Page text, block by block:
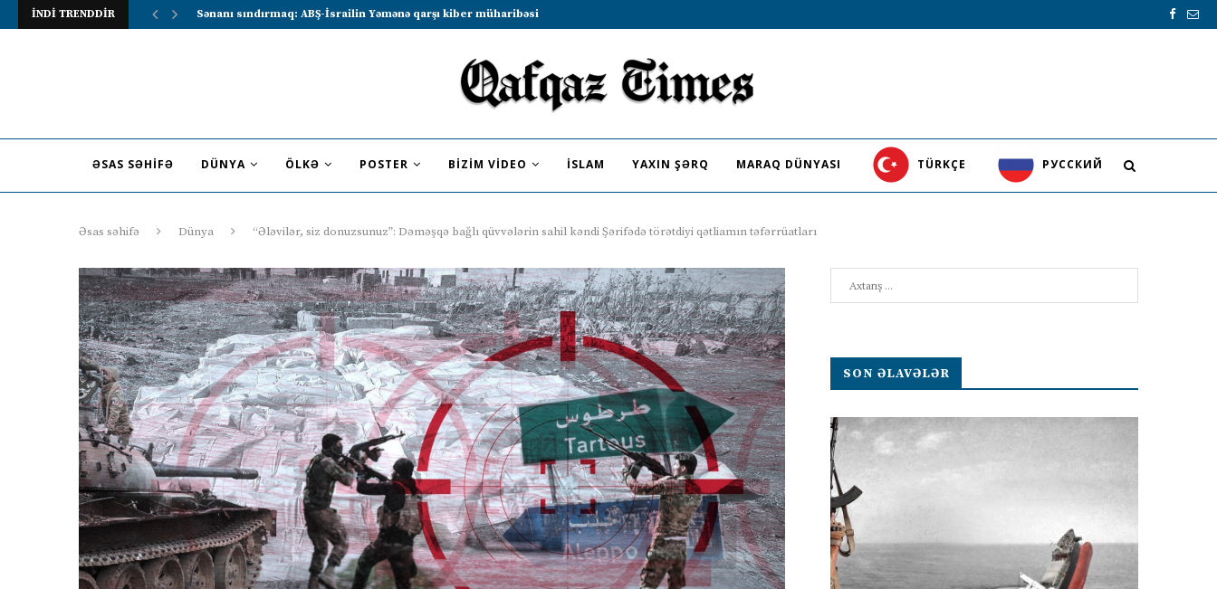
İNDİ TRENDDİR Lavrov Suriya prezidentini Rusiya–Ərəb sammitində iştirak etməyə dəvət...
ƏSAS SƏHIFƏ DÜNYA ÖLKƏ POSTER BIZIM VIDEO İSLAM YAXIN ŞƏRQ MARAQ DÜNYASI TÜRKÇE PУССКИЙ
Əsas səhifə Dünya “Ələvilər, siz donuzsunuz”: Dəməşqə bağlı qüvvələrin sahil kəndi Şərifədə törətdiyi qətliamın təfərrüatları
SON ƏLAVƏLƏR